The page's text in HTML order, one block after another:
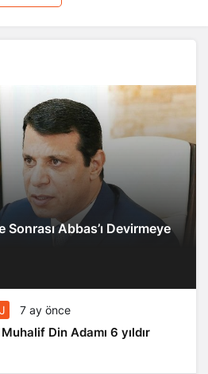
Abbas’ı Devirmeye
7 ay önce
Din Adamı 6 yıldır